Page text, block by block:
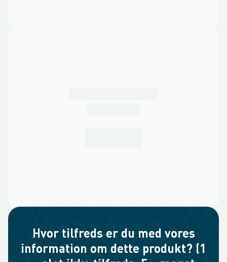
Hvor tilfreds er du med vores
information om dette produkt? (1